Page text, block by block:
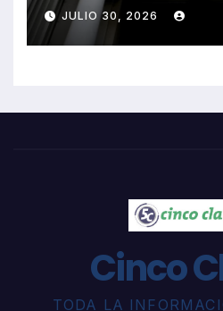
JULIO 30, 2026
Cinco
TODA LA